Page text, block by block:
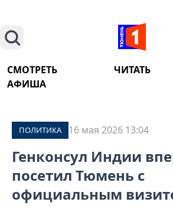
Поиск
СМОТРЕТЬ ЧИТАТЬ
АФИША
ПОЛИТИКА 16 мая 2026 13:04
Генконсул Индии
посетил Тюмень с
официальным